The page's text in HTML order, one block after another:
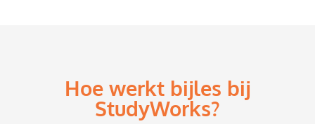
Hoe werkt bijles bij
StudyWorks?